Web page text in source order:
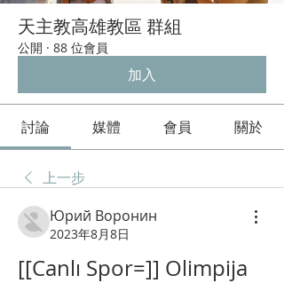
天主教高雄教區 群組
公開 · 88 位會員
加入
討論 媒體 會員 關於
上一步
Юрий Воронин
2023年8月8日
[[Canlı Spor=]] Olimpija